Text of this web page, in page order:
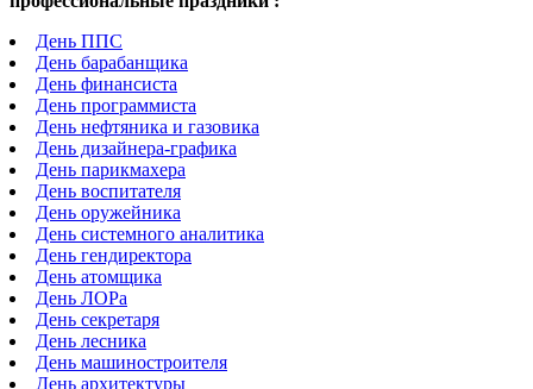
День ППС
День барабанщика
День финансиста
День программиста
День нефтяника и газовика
День дизайнера-графика
День парикмахера
День воспитателя
День оружейника
День системного аналитика
День гендиректора
День атомщика
День ЛОРа
День секретаря
День лесника
День машиностроителя
День архитектуры